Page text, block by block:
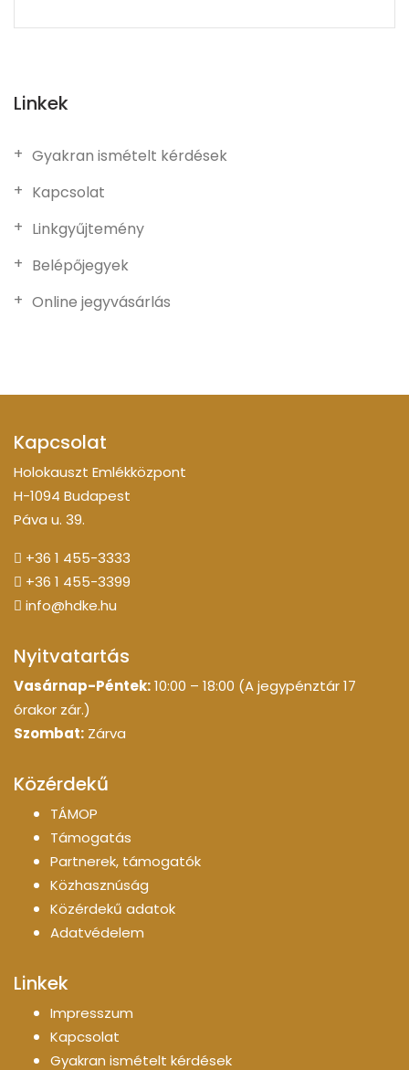
Linkek
Gyakran ismételt kérdések
Kapcsolat
Linkgyűjtemény
Belépőjegyek
Online jegyvásárlás
Kapcsolat
Holokauszt Emlékközpont
H-1094 Budapest
Páva u. 39.
+36 1 455-3333
+36 1 455-3399
info@hdke.hu
Nyitvatartás
Vasárnap-Péntek:10:00 – 18:00 (A jegypénztár 17
órakor zár.)
Szombat: Zárva
Közérdekű
TÁMOP
Támogatás
Partnerek, támogatók
Közhasznúság
Közérdekű adatok
Adatvédelem
Linkek
Impresszum
Kapcsolat
Gyakran ismételt kérdések